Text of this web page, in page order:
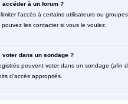
à un forum ?
l'accès à certains utilisateurs ou
les contacter si vous le voulez.
dans un sondage ?
peuvent voter dans un sondage (afin
d'accès appropriés.